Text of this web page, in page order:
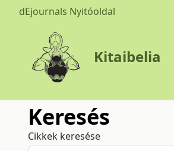
dEjournals Nyitóoldal
Kitaibelia
Keresés
Cikkek keresése